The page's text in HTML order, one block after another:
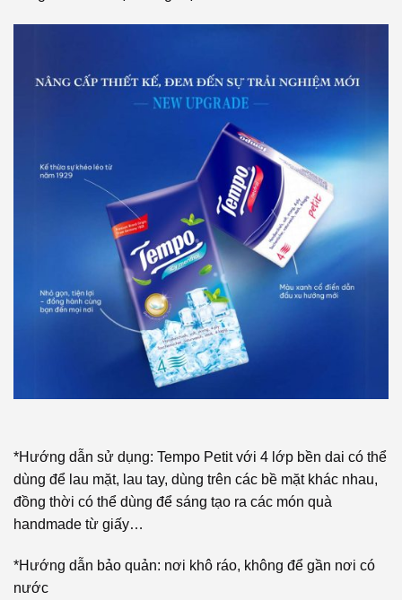
*Hướng dẫn sử dụng: Tempo Petit với 4 lớp bền dai có thể
dùng để lau mặt, lau tay, dùng trên các bề mặt khác nhau,
đồng thời có thể dùng để sáng tạo ra các món quà
handmade từ giấy…
*Hướng dẫn bảo quản: nơi khô ráo, không để gần nơi có
nước